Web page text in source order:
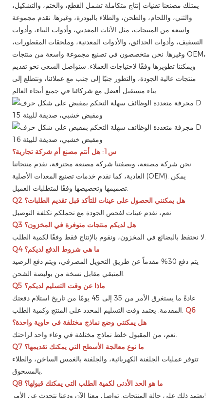
يمتلك مصنعنا تقنيات إنتاج متكاملة تشمل القطع، والختم، والتشكيل،
والثني، واللحام، والطحن، والطلاء بالبودرة، وغيرها. نقدم مجموعة
واسعة من المنتجات، مثل الأثاث المعدني، وأدوات البناء، وأدوات
التسقيف، وأدوات الحدائق، والأدوات المعدنية، وملحقات المقطورات،
وغيرها. نحن متخصصون في تصنيع مجموعة واسعة من منتجات OEM،
ويمكننا تطويرها وفقًا لاحتياجات العملاء. سنواصل السعي نحو تقديم
منتجات عالية الجودة، والتطور جنبًا إلى جنب مع عملائنا، ونتطلع إلى
بناء مستقبل أفضل مع شركائنا في جميع أنحاء العالم.
س1: هل أنتم مصنع أم شركة تجارية؟
نحن شركة مصنعة، وبصفتنا شركة مصنعة محترفة، نقدم منتجاتنا
العادية، كما نقدم خدمات تصنيع المعدات الأصلية (OEM). يمكن
تصميمها وتخصيصها وفقًا لمتطلبات العميل.
Q2 هل يمكنني الحصول على عينات للتأكد قبل تقديم الطلبات؟
نعم، نقدم عينات لفحص الجودة مع تحملكم تكلفة التوصيل.
Q3 هل لديكم منتجات متوفرة في المخزون؟
لا نحتفظ بالبضائع في المخزون، ونقوم بالإنتاج فقط وفقًا لكمية الطلب.
Q4 ما هي شروط الدفع لديكم؟
يتم دفع 30% مقدماً عن طريق التحويل المصرفي، ويتم دفع الرصيد
المتبقي مقابل نسخة من بوليصة الشحن.
Q5 ماذا عن وقت التسليم لديكم؟
عادةً ما يستغرق الأمر من 35 إلى 45 يومًا من تاريخ استلام دفعتك
المقدمة. يعتمد وقت التسليم المحدد على المنتج وكمية الطلب. Q6
هل يمكنني وضع نماذج مختلفة في حاوية واحدة؟
نعم، من المقبول خلط نماذج مختلفة في وعاء واحد لراحتك.
Q7 ما نوع معالجة الأسطح التي يمكنك تقديمها؟
تتوفر عمليات الجلفنة الكهربائية، والجلفنة بالغمس الساخن، والطلاء
بالمسحوق.
Q8 ما هو الحد الأدنى لكمية الطلب التي يمكنك قبولها؟
يعتمد ذلك على حالة المنتجات. تواصل معنا الآن ودعنا نتحدث عن الأمر!